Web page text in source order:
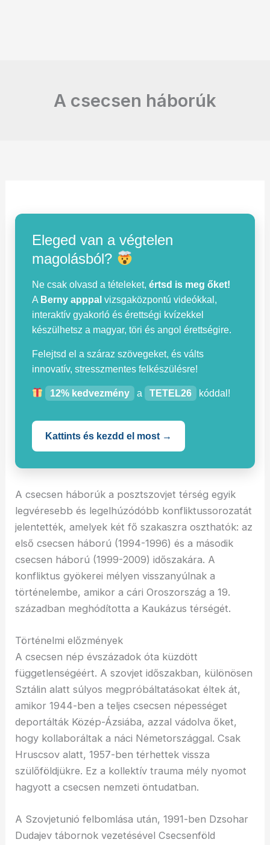
A csecsen háborúk
Eleged van a végtelen
magolásból?
Ne csak olvasd a tételeket,értsd is meg őket!
A Berny apppal vizsgaközpontú videókkal,
interaktív gyakorló és érettségi kvízekkel
készülhetsz a magyar, töri és angol érettségire.
Felejtsd el a száraz szövegeket, és válts
innovatív, stresszmentes felkészülésre!
12% kedvezmény a TETEL26 kóddal!
Kattints és kezdd el most →
A csecsen háborúk a posztszovjet térség egyik
legvéresebb és legelhúzódóbb konfliktussorozatát
jelentették, amelyek két fő szakaszra oszthatók: az
első csecsen háború (1994-1996) és a második
csecsen háború (1999-2009) időszakára. A
konfliktus gyökerei mélyen visszanyúlnak a
történelembe, amikor a cári Oroszország a 19.
században meghódította a Kaukázus térségét.
Történelmi előzmények
A csecsen nép évszázadok óta küzdött
függetlenségéért. A szovjet időszakban, különösen
Sztálin alatt súlyos megpróbáltatásokat éltek át,
amikor 1944-ben a teljes csecsen népességet
deportálták Közép-Ázsiába, azzal vádolva őket,
hogy kollaboráltak a náci Németországgal. Csak
Hruscsov alatt, 1957-ben térhettek vissza
szülőföldjükre. Ez a kollektív trauma mély nyomot
hagyott a csecsen nemzeti öntudatban.
A Szovjetunió felbomlása után, 1991-ben Dzsohar
Dudajev tábornok vezetésével Csecsenföld